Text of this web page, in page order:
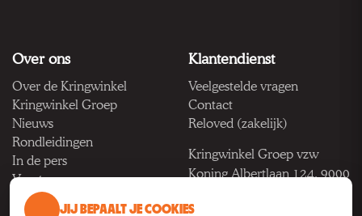
Over ons
Over de Kringwinkel
Kringwinkel Groep
Nieuws
Rondleidingen
In de pers
Vacatures
Klantendienst
Veelgestelde vragen
Contact
Reloved (zakelijk)
Kringwinkel Groep vzw
Koning Albertlaan 124, 9000
BTW BE 1033.922.208
JIJ BEPAALT JE COOKIES